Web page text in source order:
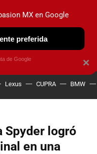
CIRCULA
Lexus CUPRA BMW
Spyder logró
en una
×
MX en Google
preferida
de Google